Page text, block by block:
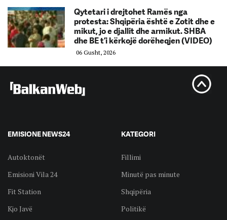
Qytetari i drejtohet Ramës nga
protesta: Shqipëria është e Zotit dhe e
mikut, jo e djallit dhe armikut. SHBA
dhe BE t’i kërkojë dorëheqjen (VIDEO)
06 Gusht, 2026
EMISIONE NEWS24
Autoktonët
Emisioni Vila 24
Fit Station
Kjo Javë
KATEGORI
Fillimi
Minutë pas minute
Shqipëria
Politikë